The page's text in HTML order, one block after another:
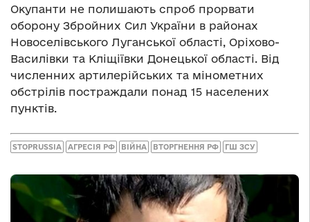
Окупанти не полишають спроб прорвати
оборону Збройних Сил України в районах
Новоселівського Луганської області, Оріхово-
Василівки та Кліщіївки Донецької області. Від
численних артилерійських та мінометних
обстрілів постраждали понад 15 населених
пунктів.
STOPRUSSIA АГРЕСІЯ РФ ВІЙНА ВТОРГНЕННЯ РФ ГШ ЗСУ